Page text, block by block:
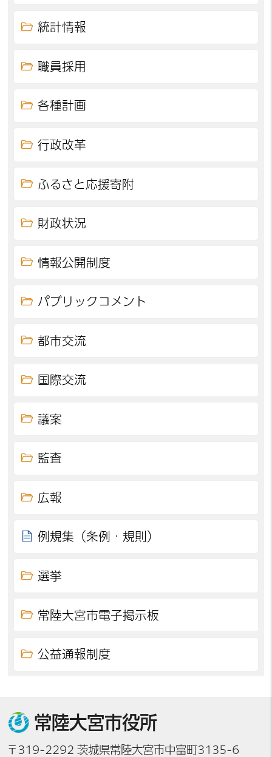
統計情報
職員採用
各種計画
行政改革
ふるさと応援寄附
財政状況
情報公開制度
パブリックコメント
都市交流
国際交流
議案
監査
広報
例規集（条例・規則）
選挙
常陸大宮市電子掲示板
公益通報制度
常陸大宮市役所
〒319-2292 茨城県常陸大宮市中富町3135-6